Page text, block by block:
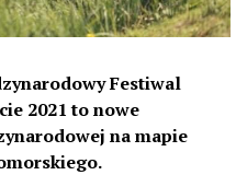
Festiwal
2021 to nowe
na mapie